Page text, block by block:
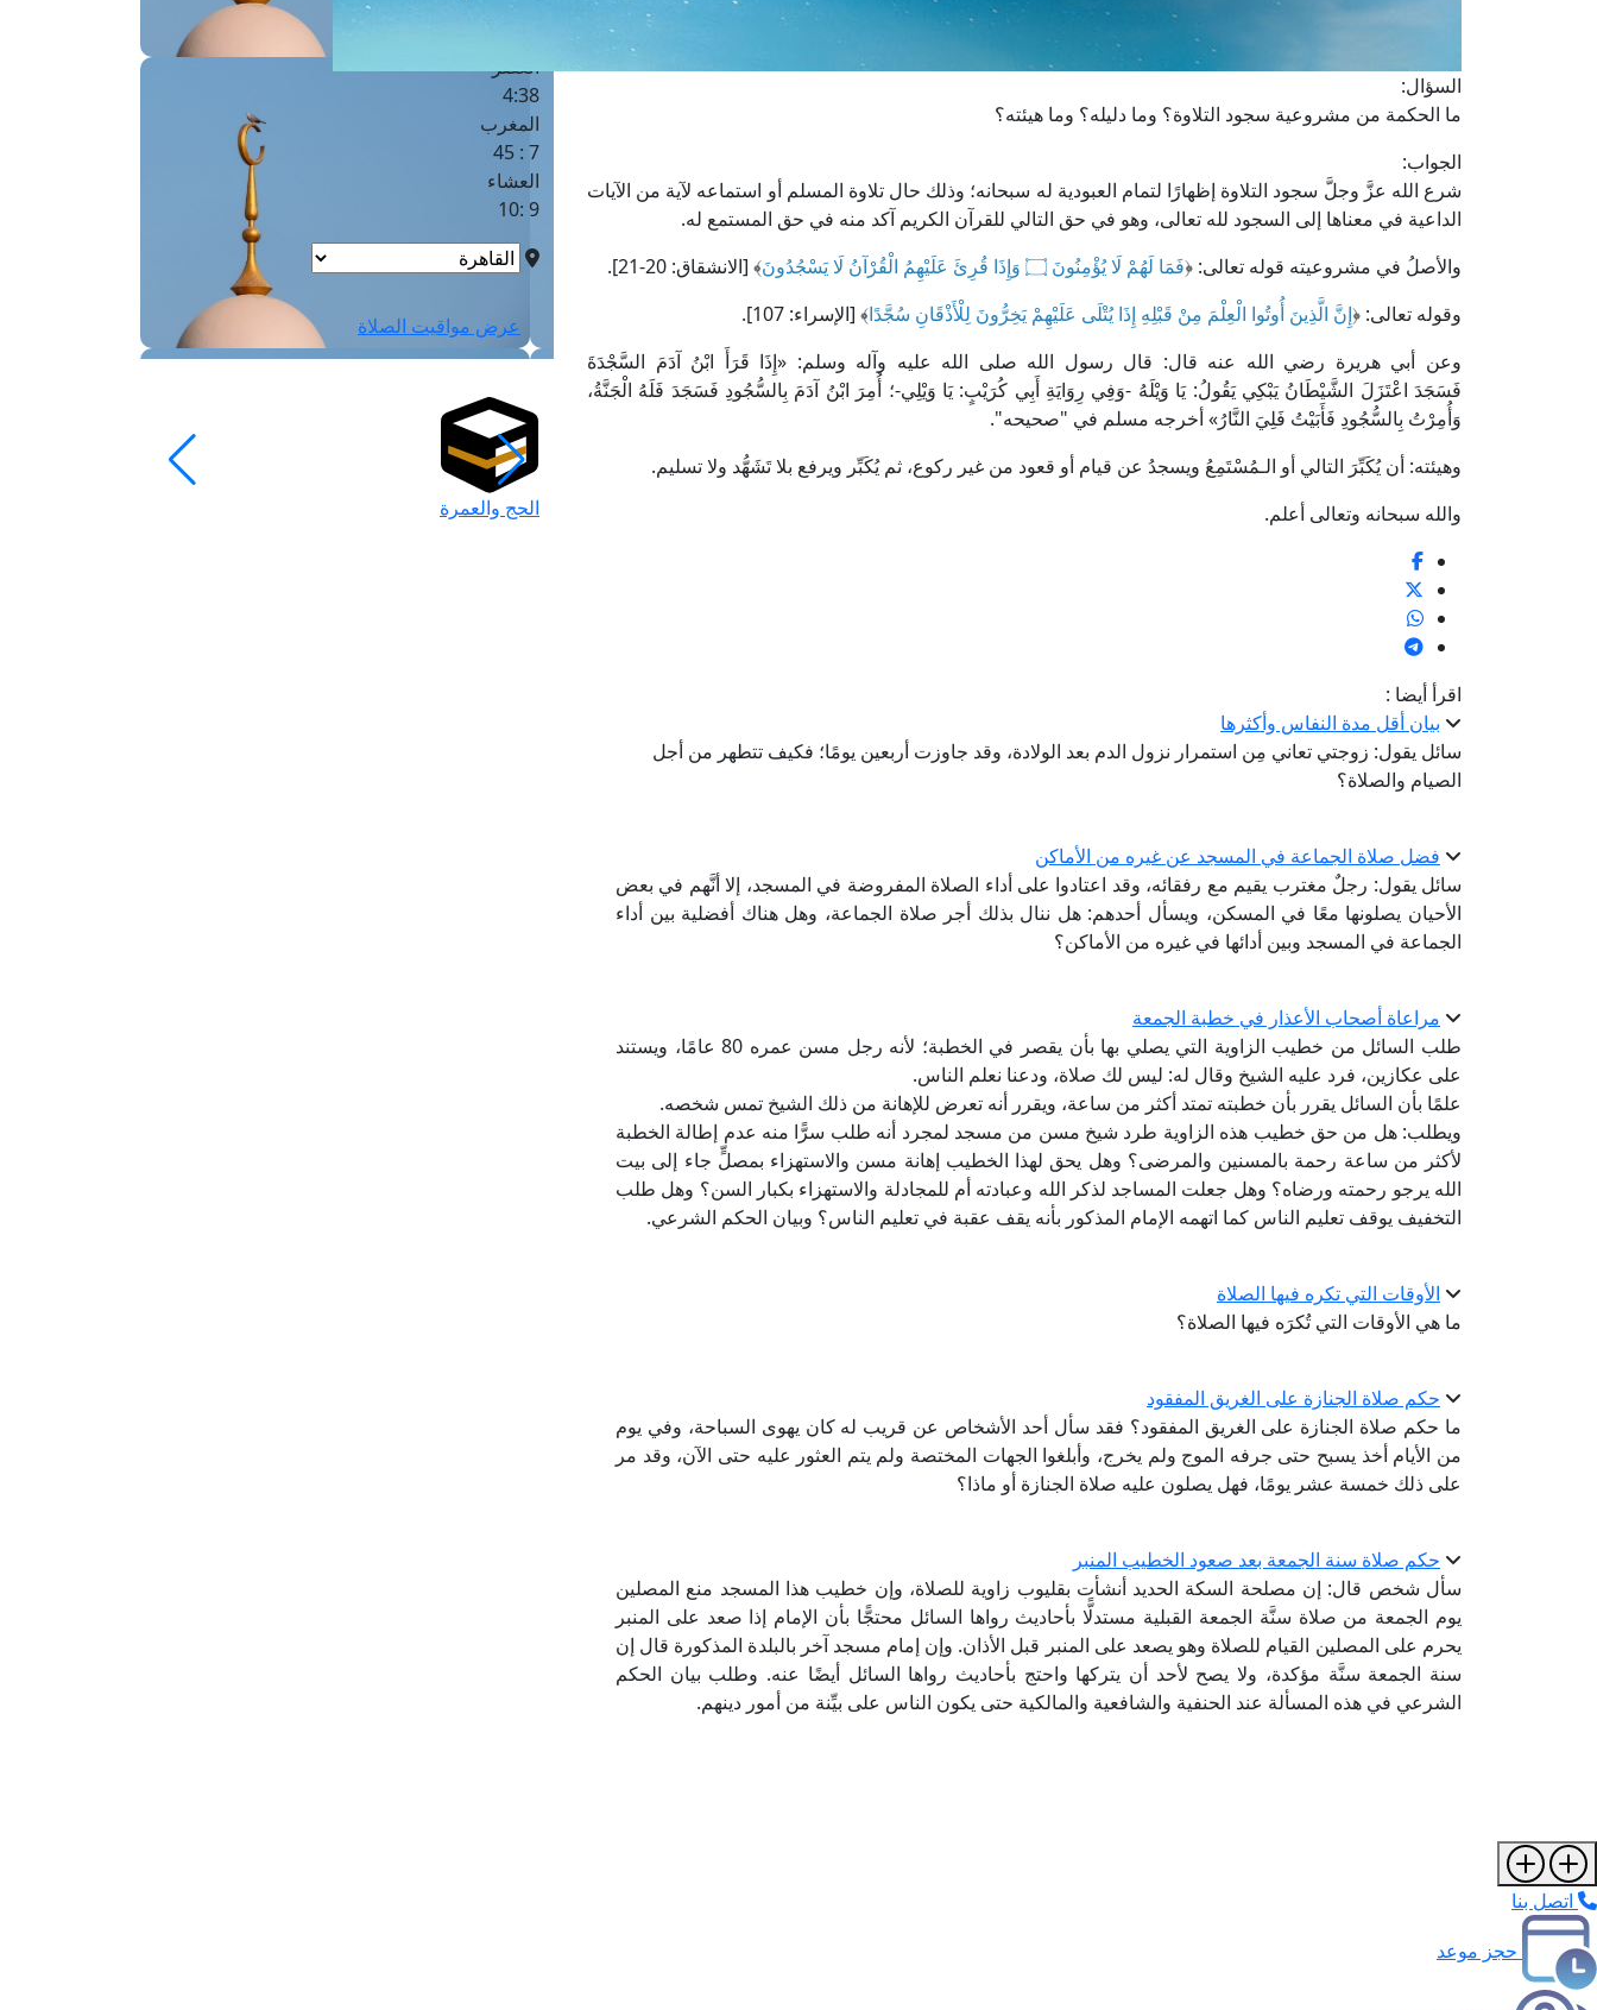
السؤال:
ما الحكمة من مشروعية سجود التلاوة؟ وما دليله؟ وما هيئته؟
الجواب:
شرع الله عزَّ وجلَّ سجود التلاوة إظهارًا لتمام العبودية له سبحانه؛ وذلك حال تلاوة المسلم أو استماعه لآية من الآيات
الداعية في معناها إلى السجود لله تعالى، وهو في حق التالي للقرآن الكريم آكد منه في حق المستمع له.
والأصلُ في مشروعيته قوله تعالى: ﴿فَمَا لَهُمْ لَا يُؤْمِنُونَ ۝ وَإِذَا قُرِئَ عَلَيْهِمُ الْقُرْآنُ لَا يَسْجُدُونَ
﴾ [الانشقاق: 20-21].
وقوله تعالى: ﴿إِنَّ الَّذِينَ أُوتُوا الْعِلْمَ مِنْ قَبْلِهِ إِذَا يُتْلَى عَلَيْهِمْ يَخِرُّونَ لِلْأَذْقَانِ سُجَّدًا﴾ [الإسراء: 107].
وعن أبي هريرة رضي الله عنه قال: قال رسول الله صلى الله عليه وآله وسلم: «إِذَا قَرَأَ ابْنُ آدَمَ السَّجْدَةَ
فَسَجَدَ اعْتَزَلَ الشَّيْطَانُ يَبْكِي يَقُولُ: يَا وَيْلَهُ -وَفِي رِوَايَةِ أَبِي كُرَيْبٍ: يَا وَيْلِي-؛ أُمِرَ ابْنُ آدَمَ بِالسُّجُودِ فَسَجَدَ فَلَهُ الْجَنَّةُ،
وَأُمِرْتُ بِالسُّجُودِ فَأَبَيْتُ فَلِيَ النَّارُ» أخرجه مسلم في "صحيحه".
وهيئته: أن يُكَبِّرَ التالي أو الـمُسْتَمِعُ ويسجدُ عن قيام أو قعود من غير ركوع، ثم يُكَبِّر ويرفع بلا تَشَهُّد ولا تسليم.
والله سبحانه وتعالى أعلم.
اقرأ أيضا :
بيان أقل مدة النفاس وأكثرها
سائل يقول: زوجتي تعاني مِن استمرار نزول الدم بعد الولادة، وقد جاوزت أربعين يومًا؛ فكيف تتطهر من أجل
الصيام والصلاة؟
فضل صلاة الجماعة في المسجد عن غيره من الأماكن
سائل يقول: رجلٌ مغترب يقيم مع رفقائه، وقد اعتادوا على أداء الصلاة المفروضة في المسجد، إلا أنَّهم في بعض
الأحيان يصلونها معًا في المسكن، ويسأل أحدهم: هل ننال بذلك أجر صلاة الجماعة، وهل هناك أفضلية بين أداء
الجماعة في المسجد وبين أدائها في غيره من الأماكن؟
مراعاة أصحاب الأعذار في خطبة الجمعة
طلب السائل من خطيب الزاوية التي يصلي بها بأن يقصر في الخطبة؛ لأنه رجل مسن عمره 80 عامًا، ويستند
على عكازين، فرد عليه الشيخ وقال له: ليس لك صلاة، ودعنا نعلم الناس.
علمًا بأن السائل يقرر بأن خطبته تمتد أكثر من ساعة، ويقرر أنه تعرض للإهانة من ذلك الشيخ تمس شخصه.
ويطلب: هل من حق خطيب هذه الزاوية طرد شيخ مسن من مسجد لمجرد أنه طلب سرًّا منه عدم إطالة الخطبة
لأكثر من ساعة رحمة بالمسنين والمرضى؟ وهل يحق لهذا الخطيب إهانة مسن والاستهزاء بمصلٍّ جاء إلى بيت
الله يرجو رحمته ورضاه؟ وهل جعلت المساجد لذكر الله وعبادته أم للمجادلة والاستهزاء بكبار السن؟ وهل طلب
التخفيف يوقف تعليم الناس كما اتهمه الإمام المذكور بأنه يقف عقبة في تعليم الناس؟ وبيان الحكم الشرعي.
الأوقات التي تكره فيها الصلاة
ما هي الأوقات التي تُكرَه فيها الصلاة؟
حكم صلاة الجنازة على الغريق المفقود
ما حكم صلاة الجنازة على الغريق المفقود؟ فقد سأل أحد الأشخاص عن قريب له كان يهوى السباحة، وفي يوم
من الأيام أخذ يسبح حتى جرفه الموج ولم يخرج، وأبلغوا الجهات المختصة ولم يتم العثور عليه حتى الآن، وقد مر
على ذلك خمسة عشر يومًا، فهل يصلون عليه صلاة الجنازة أو ماذا؟
حكم صلاة سنة الجمعة بعد صعود الخطيب المنبر
سأل شخص قال: إن مصلحة السكة الحديد أنشأت بقليوب زاوية للصلاة، وإن خطيب هذا المسجد منع المصلين
يوم الجمعة من صلاة سنَّة الجمعة القبلية مستدلًّا بأحاديث رواها السائل محتجًّا بأن الإمام إذا صعد على المنبر
يحرم على المصلين القيام للصلاة وهو يصعد على المنبر قبل الأذان. وإن إمام مسجد آخر بالبلدة المذكورة قال إن
سنة الجمعة سنَّة مؤكدة، ولا يصح لأحد أن يتركها واحتج بأحاديث رواها السائل أيضًا عنه. وطلب بيان الحكم
الشرعي في هذه المسألة عند الحنفية والشافعية والمالكية حتى يكون الناس على بيِّنة من أمور دينهم.
العصر
4:38
المغرب
7 : 45
العشاء
9 :10
عرض مواقيت الصلاة
الحج والعمرة
اتصل بنا
حجز موعد